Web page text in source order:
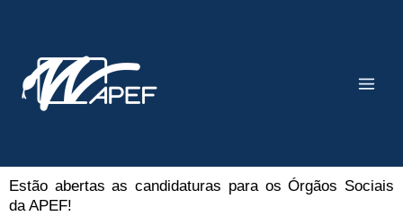
Estão abertas as candidaturas para os Órgãos Sociais
da APEF!